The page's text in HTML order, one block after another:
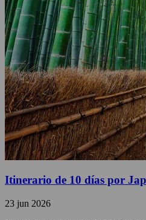
Itinerario de 10 días por
23 jun 2026